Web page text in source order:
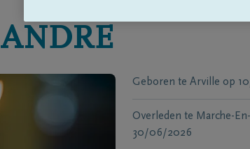
ANDRE
Geboren te Arville op
Overleden te Marche-
30/06/2026